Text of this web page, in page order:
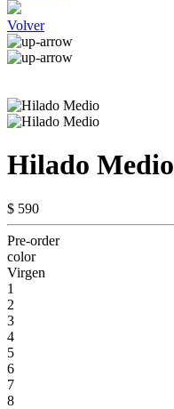
Volver
Hilado Medio
$ 590
Pre-order
color
Virgen
1
2
3
4
5
6
7
8